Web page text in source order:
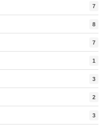
7
8
7
1
3
2
3